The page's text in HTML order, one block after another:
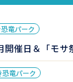
竜パーク
開催日＆「モ
恐竜パーク